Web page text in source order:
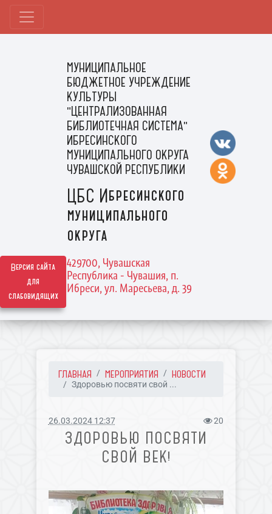
Версия сайта
для
слабовидящих
МУНИЦИПАЛЬНОЕ
БЮДЖЕТНОЕ УЧРЕЖДЕНИЕ
КУЛЬТУРЫ
"ЦЕНТРАЛИЗОВАННАЯ
БИБЛИОТЕЧНАЯ СИСТЕМА"
ИБРЕСИНСКОГО
МУНИЦИПАЛЬНОГО ОКРУГА
ЧУВАШСКОЙ РЕСПУБЛИКИ
ЦБС Ибресинского
муниципального
округа
429700, Чувашская
Республика - Чувашия, п.
Ибреси, ул. Маресьева, д. 39
ГЛАВНАЯ МЕРОПРИЯТИЯ НОВОСТИ
Здоровью посвяти свой ...
26.03.2024 12:37 20
ЗДОРОВЬЮ ПОСВЯТИ
СВОЙ ВЕК!